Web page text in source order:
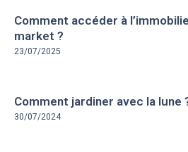
Comment accéder à
market ?
23/07/2025
Comment jardiner avec la lune
30/07/2024